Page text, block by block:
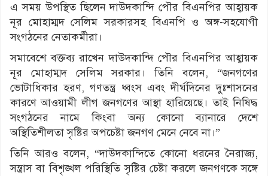
এ সময় উপস্থিত ছিলেন দাউদকান্দি পৌর বিএনপির আহ্বায়ক
নূর মোহাম্মদ সেলিম সরকারসহ বিএনপি ও অঙ্গ-সহযোগী
সংগঠনের নেতাকর্মীরা।
সমাবেশে বক্তব্য রাখেন দাউদকান্দি পৌর বিএনপির আহ্বায়ক
নূর মোহাম্মদ সেলিম সরকার। তিনি বলেন, “জনগণের
ভোটাধিকার হরণ, গণতন্ত্র ধ্বংস এবং দীর্ঘদিনের দুঃশাসনের
কারণে আওয়ামী লীগ জনগণের আস্থা হারিয়েছে। তাই নিষিদ্ধ
সংগঠনের নামে কিংবা অন্য কোনো ব্যানারে দেশে
অস্থিতিশীলতা সৃষ্টির অপচেষ্টা জনগণ মেনে নেবে না।”
তিনি আরও বলেন, “দাউদকান্দিতে কোনো ধরনের নৈরাজ্য,
সন্ত্রাস বা বিশৃঙ্খল পরিস্থিতি সৃষ্টির চেষ্টা করলে জনগণকে সঙ্গে